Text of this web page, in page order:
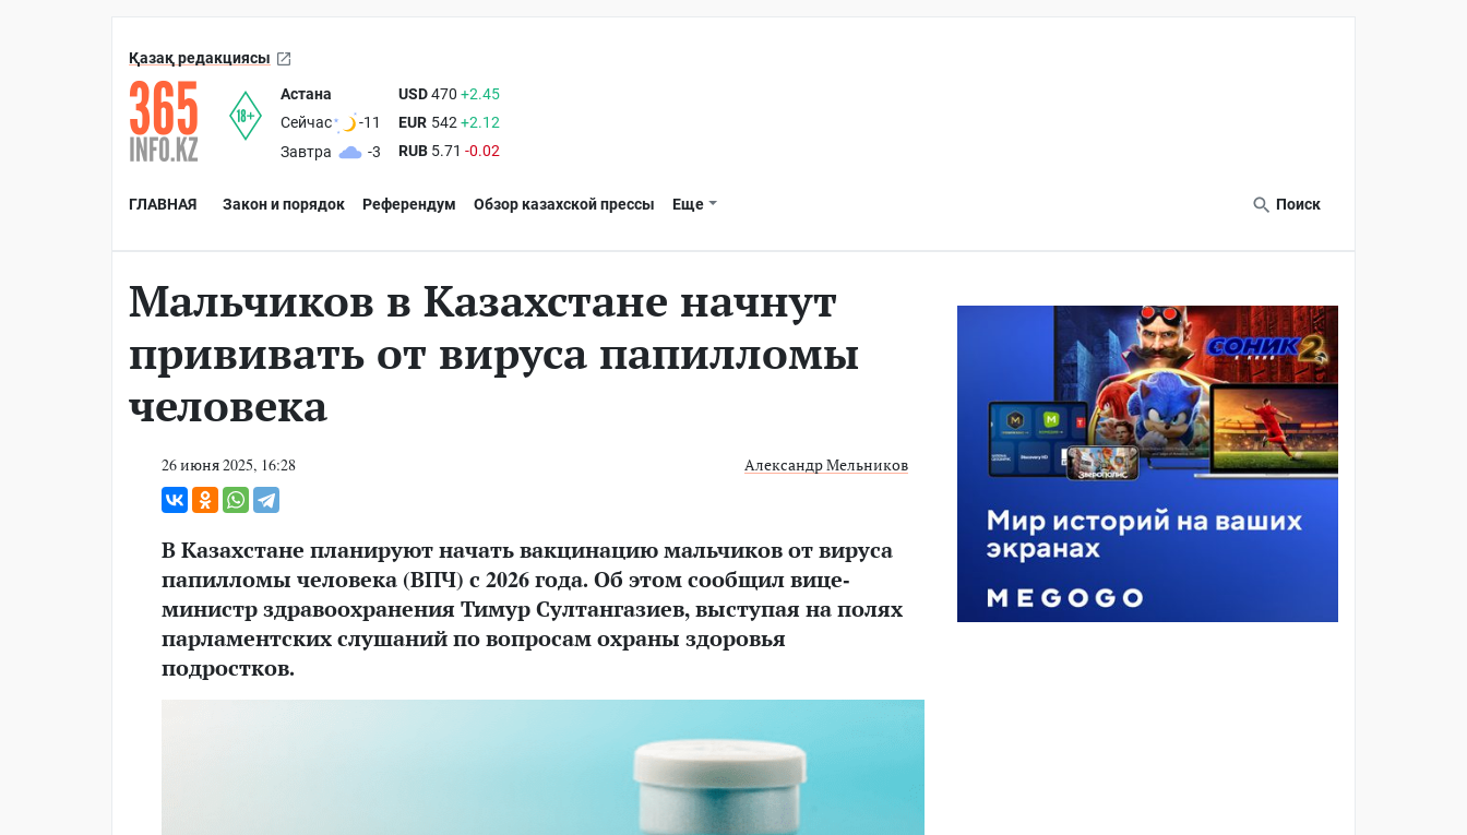
Қазақ редакциясы
Астана
Сейчас
-11
Завтра
-3
USD470 +2.45
EUR 542 +2.12
RUB 5.71 -0.02
ГЛАВНАЯ Закон и порядок Референдум Обзор казахской прессы Еще Поиск
Мальчиков в Казахстане начнут
прививать от вируса папилломы
человека
26 июня 2025, 16:28 Александр Мельников
В Казахстане планируют начать вакцинацию мальчиков от вируса
папилломы человека (ВПЧ) с 2026 года. Об этом сообщил вице-
министр здравоохранения Тимур Султангазиев, выступая на полях
парламентских слушаний по вопросам охраны здоровья
подростков.